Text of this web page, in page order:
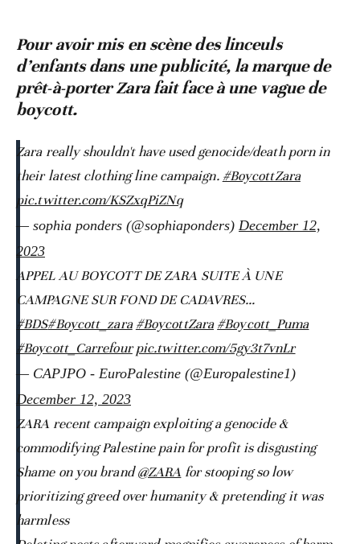
Pour avoir mis en scène des linceuls
d’enfants dans une publicité, la marque de
prêt-à-porter Zara fait face à une vague de
boycott.
Zara really shouldn't have used genocide/death porn in
their latest clothing line campaign. #BoycottZara
pic.twitter.com/KSZxqPiZNq
— sophia ponders (@sophiaponders) December 12,
2023
APPEL AU BOYCOTT DE ZARA SUITE À UNE
CAMPAGNE SUR FOND DE CADAVRES…
#BDS#Boycott_zara #BoycottZara #Boycott_Puma
#Boycott_Carrefour pic.twitter.com/5gy3t7vnLr
— CAPJPO - EuroPalestine (@Europalestine1)
December 12, 2023
ZARA recent campaign exploiting a genocide &
commodifying Palestine pain for profit is disgusting
Shame on you brand@ZARAfor stooping so low
prioritizing greed over humanity & pretending it was
harmless